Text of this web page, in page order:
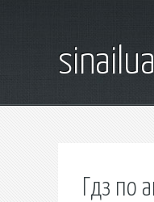
Гдз по